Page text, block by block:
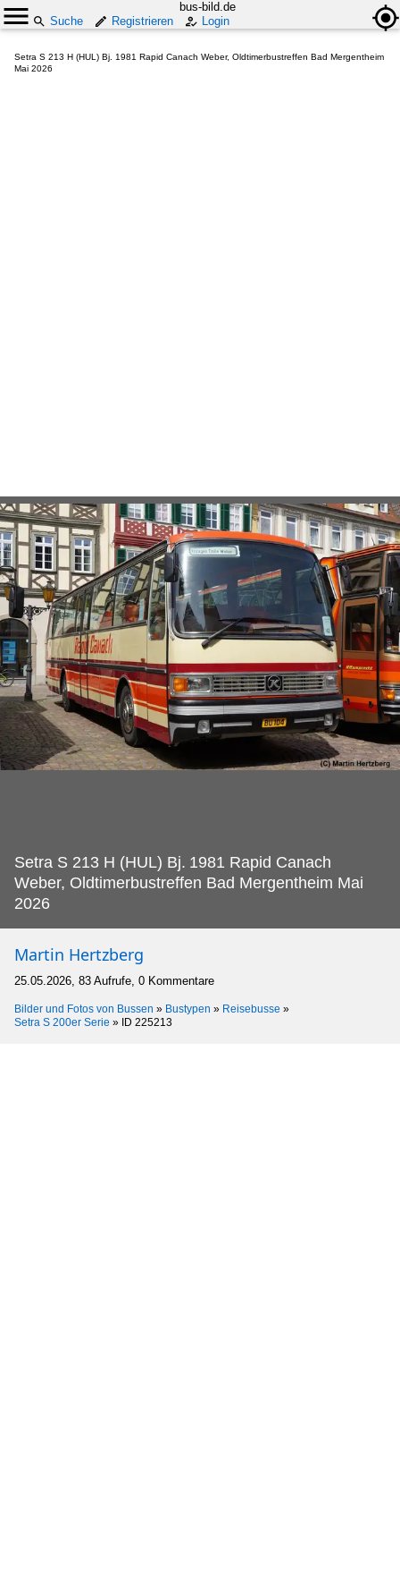
bus-bild.de
Suche
Registrieren Login
Setra S 213 H (HUL) Bj. 1981 Rapid Canach Weber, Oldtimerbustreffen Bad Mergentheim
Mai 2026
Setra S 213 H (HUL) Bj. 1981 Rapid Canach
Weber, Oldtimerbustreffen Bad Mergentheim Mai
2026
Martin Hertzberg
25.05.2026, 83 Aufrufe, 0 Kommentare
Bilder und Fotos von Bussen » Bustypen » Reisebusse »
Setra S 200er Serie » ID 225213